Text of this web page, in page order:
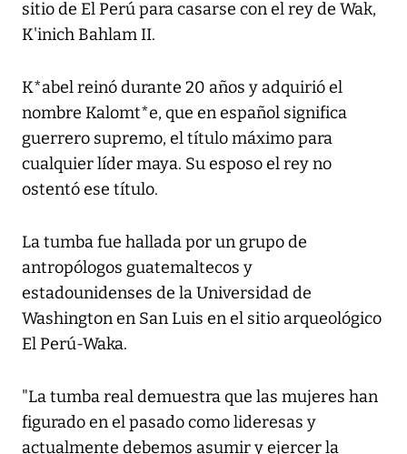
sitio de El Perú para casarse con el rey de Wak,
K'inich Bahlam II.
K*abel reinó durante 20 años y adquirió el
nombre Kalomt*e, que en español significa
guerrero supremo, el título máximo para
cualquier líder maya. Su esposo el rey no
ostentó ese título.
La tumba fue hallada por un grupo de
antropólogos guatemaltecos y
estadounidenses de la Universidad de
Washington en San Luis en el sitio arqueológico
El Perú-Waka.
"La tumba real demuestra que las mujeres han
figurado en el pasado como lideresas y
actualmente debemos asumir y ejercer la